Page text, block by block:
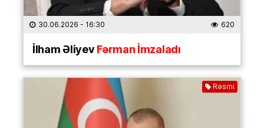
30.06.2026 - 16:30 620
İlham ƏliyevFərman İmzaladı
Rəsmi